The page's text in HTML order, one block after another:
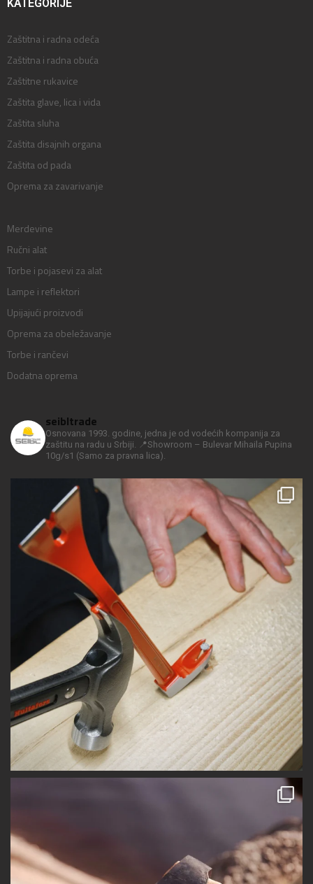
KATEGORIJE
Zaštitna i radna odeća
Zaštitna i radna obuća
Zaštitne rukavice
Zaštita glave, lica i vida
Zaštita sluha
Zaštita disajnih organa
Zaštita od pada
Oprema za zavarivanje
Merdevine
Ručni alat
Torbe i pojasevi za alat
Lampe i reflektori
Upijajući proizvodi
Oprema za obeležavanje
Torbe i rančevi
Dodatna oprema
seibltrade
Osnovana 1993. godine, jedna je od vodećih kompanija za
zaštitu na radu u Srbiji.
📍Showroom – Bulevar Mihaila Pupina
10g/s1 (Samo za pravna lica).